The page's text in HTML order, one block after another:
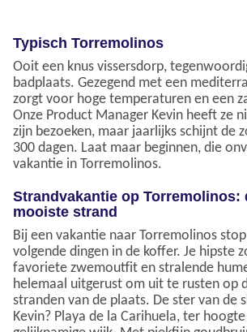
Typisch Torremolinos
Ooit een knus vissersdorp,
badplaats. Gezegend met een
zorgt voor hoge temperaturen en een
Onze Product Manager Kevin heeft ze
zijn bezoeken, maar jaarlijks schijnt de
300 dagen. Laat maar beginnen, die
vakantie in Torremolinos.
Strandvakantie op Torremolinos:
mooiste strand
Bij een vakantie naar Torremolinos
volgende dingen in de koffer. Je hipste
favoriete zwemoutfit en stralende
helemaal uitgerust om uit te rusten op
stranden van de plaats. De ster van de
Kevin? Playa de la Carihuela, ter